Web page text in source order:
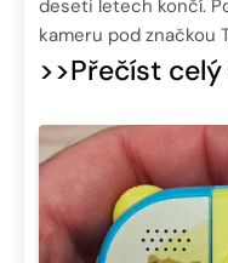
deseti letech končí.
kameru pod značkou
>>Přečíst